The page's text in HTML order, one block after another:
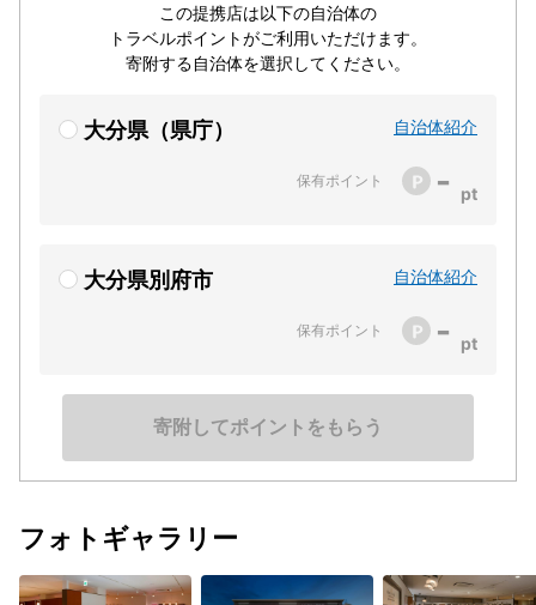
この提携店は以下の自治体の
トラベルポイントがご利用いただけます。
寄附する自治体を選択してください。
大分県（県庁） 自治体紹介
保有ポイント -
大分県別府市 自治体紹介
保有ポイント -
寄附してポイントをもらう
フォトギャラリー